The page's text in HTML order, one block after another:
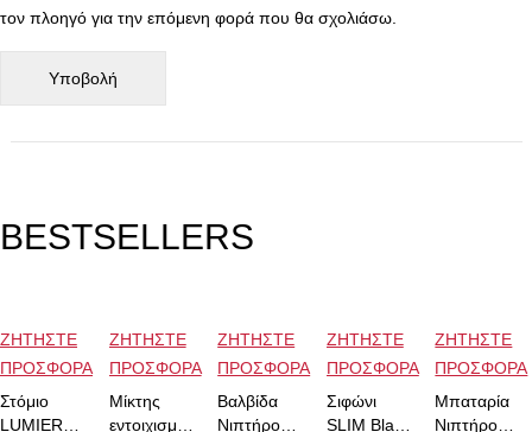
τον πλοηγό για την επόμενη φορά που θα σχολιάσω.
BESTSELLERS
ΖΗΤΗΣΤΕ
ΠΡΟΣΦΟΡΑ
Στόμιο
LUMIERE
ΖΗΤΗΣΤΕ
ΠΡΟΣΦΟΡΑ
Μίκτης
εντοιχισμού
ΖΗΤΗΣΤΕ
ΠΡΟΣΦΟΡΑ
Βαλβίδα
Νιπτήρος
ΖΗΤΗΣΤΕ
ΠΡΟΣΦΟΡΑ
Σιφώνι
SLIM Black
ΖΗΤΗΣΤΕ
ΠΡΟΣΦΟΡΑ
Μπαταρία
Νιπτήρος